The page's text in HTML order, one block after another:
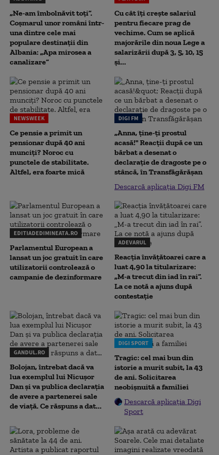
„Ne-am îmbolnăvit toți”.
Coșmarul unor români într-
una dintre cele mai
populare destinații din
Albania: „Apa mirosea a
canalizare”
Cu cât îți crește salariul
pentru fiecare prag de
vechime. Cum se aplică
majorările din noua Lege a
salarizării după 3, 5, 10, 15
și...
NEWSWEEK
Ce pensie a primit un
pensionar după 40 ani
munciți? Noroc cu
punctele de stabilitate.
Altfel, era foarte mică
DIGI FM
„Anna, ţine-ţi prostul
acasă!" Reacţii după ce un
bărbat a desenat o
declaraţie de dragoste pe o
stâncă, în Transfăgărăşan
Descarcă aplicația Digi FM
EDITIADEDIMINEATA.RO
Parlamentul European a
lansat un joc gratuit în care
utilizatorii controlează o
campanie de dezinformare
ADEVARUL
Reacția învățătoarei care a
luat 4,90 la titularizare:
„M-a trecut din iad în rai”.
La ce notă a ajuns după
contestație
GANDUL.RO
Bolojan, întrebat dacă va
lua exemplul lui Nicușor
Dan și va publica declarația
de avere a partenerei sale
de viață. Ce răspuns a dat...
DIGI SPORT
Tragic: cel mai bun din
istorie a murit subit, la 43
de ani. Solicitarea
neobișnuită a familiei
Descarcă aplicația Digi
Sport